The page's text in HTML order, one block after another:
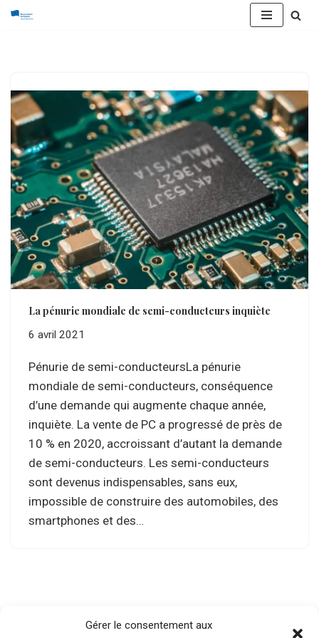
Gérer le consentement aux
La pénurie mondiale de semi-conducteurs inquiète
6 avril 2021
Pénurie de semi-conducteursLa pénurie
mondiale de semi-conducteurs, conséquence
d’une demande qui augmente chaque année,
inquiète. La vente de PC a progressé de près de
10 % en 2020, accroissant d’autant la demande
de semi-conducteurs. Les semi-conducteurs
sont devenus indispensables, sans eux,
impossible de construire des automobiles, des
smartphones et des…